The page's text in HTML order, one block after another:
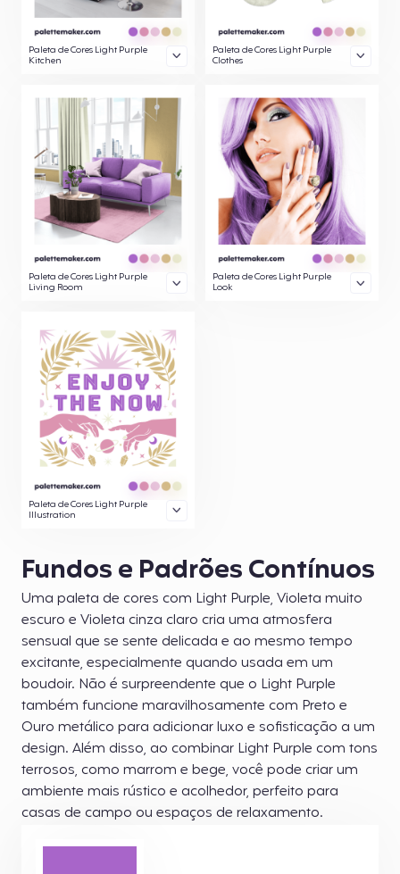
Paleta de Cores Light Purple
Kitchen
Paleta de Cores Light Purple
Clothes
Paleta de Cores Light Purple
Living Room
Paleta de Cores Light Purple
Look
Paleta de Cores Light Purple
Illustration
Fundos e Padrões Contínuos
Uma paleta de cores com Light Purple, Violeta muito
escuro e Violeta cinza claro cria uma atmosfera
sensual que se sente delicada e ao mesmo tempo
excitante, especialmente quando usada em um
boudoir. Não é surpreendente que o Light Purple
também funcione maravilhosamente com Preto e
Ouro metálico para adicionar luxo e sofisticação a um
design. Além disso, ao combinar Light Purple com tons
terrosos, como marrom e bege, você pode criar um
ambiente mais rústico e acolhedor, perfeito para
casas de campo ou espaços de relaxamento.